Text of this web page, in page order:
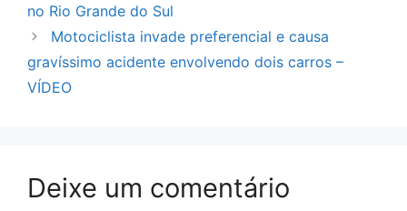
no Rio Grande do Sul
Motociclista invade preferencial e causa
gravíssimo acidente envolvendo dois carros –
VÍDEO
Deixe um comentário